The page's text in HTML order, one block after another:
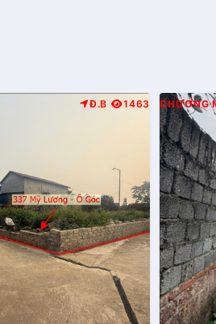
Đ.B 1463 CHƯƠNG